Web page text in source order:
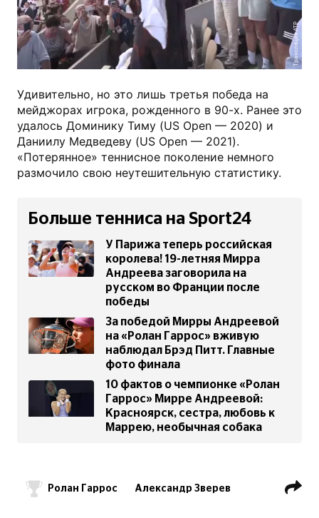
Трансляция ATP
Удивительно, но это лишь третья победа на
мейджорах игрока, рожденного в 90-х. Ранее это
удалось Доминику Тиму (US Open — 2020) и
Даниилу Медведеву (US Open — 2021).
«Потерянное» теннисное поколение немного
размочило свою неутешительную статистику.
Больше тенниса на Sport24
У Парижа теперь российская
королева! 19-летняя Мирра
Андреева заговорила на
русском во Франции после
победы
За победой Мирры Андреевой
на «Ролан Гаррос» вживую
наблюдал Брэд Питт. Главные
фото финала
10 фактов о чемпионке «Ролан
Гаррос» Мирре Андреевой:
Красноярск, сестра, любовь к
Маррею, необычная собака
Ролан Гаррос Александр Зверев